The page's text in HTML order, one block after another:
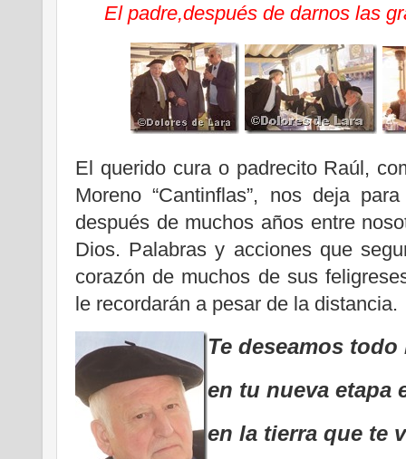
El padre,después de darnos las
El querido cura o padrecito Raúl,
Moreno “Cantinflas”, nos deja
después de muchos años entre
Dios. Palabras y acciones que
corazón de muchos de sus
le recordarán a pesar de la distancia.
Te deseamos
en tu nueva etapa
en la tierra que te